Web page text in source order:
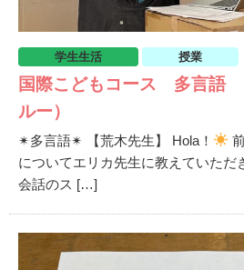
学生生活 授業
国際こどもコース 多言語
ルー）
✴︎多言語✴︎ 【荒木先生】 Hola！
についてエリカ先生に教えていただ
会話のス […]